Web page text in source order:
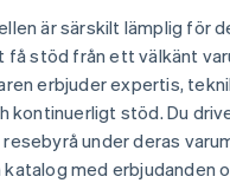
är särskilt lämplig för
få stöd från ett välkänt
erbjuder expertis,
kontinuerligt stöd. Du
under deras
katalog med erbjudanden